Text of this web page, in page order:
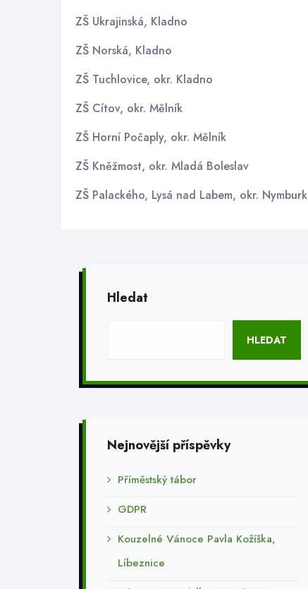
ZŠ Ukrajinská, Kladno
ZŠ Norská, Kladno
ZŠ Tuchlovice, okr. Kladno
ZŠ Cítov, okr. Mělník
ZŠ Horní Počaply, okr. Mělník
ZŠ Kněžmost, okr. Mladá Boleslav
ZŠ Palackého, Lysá nad Labem, okr. Nymburk
Hledat
HLEDAT
Nejnovější příspěvky
Příměstský tábor
GDPR
Kouzelné Vánoce Pavla Kožíška,
Líbeznice